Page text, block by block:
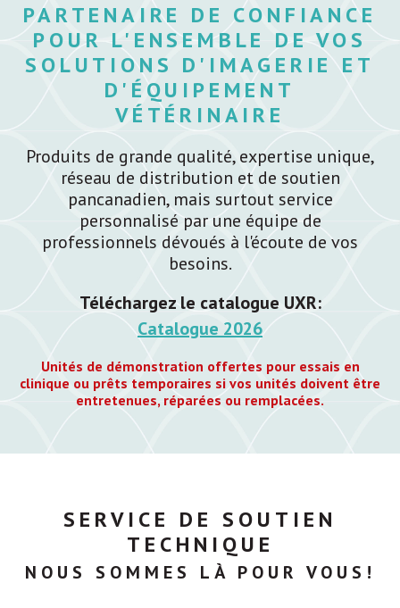
PARTENAIRE DE CONFIANCE
POUR L'ENSEMBLE DE VOS
SOLUTIONS D'IMAGERIE ET
D'ÉQUIPEMENT
VÉTÉRINAIRE
Produits de grande qualité, expertise unique,
réseau de distribution et de soutien
pancanadien, mais surtout service
personnalisé par une équipe de
professionnels dévoués à l'écoute de vos
besoins.
Téléchargez le catalogue UXR:
Catalogue 2026
Unités de démonstration offertes pour essais en
clinique ou prêts temporaires si vos unités doivent être
entretenues, réparées ou remplacées.
SERVICE DE SOUTIEN
TECHNIQUE
NOUS SOMMES LÀ POUR VOUS!